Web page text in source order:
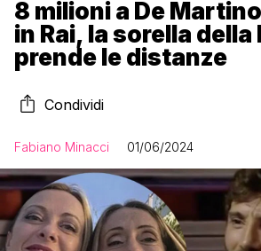
8 milioni a De
in Rai, la sorella della
prende le distanze
Condividi
Fabiano Minacci 01/06/2024